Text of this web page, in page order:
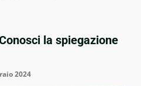
la spiegazione
2024